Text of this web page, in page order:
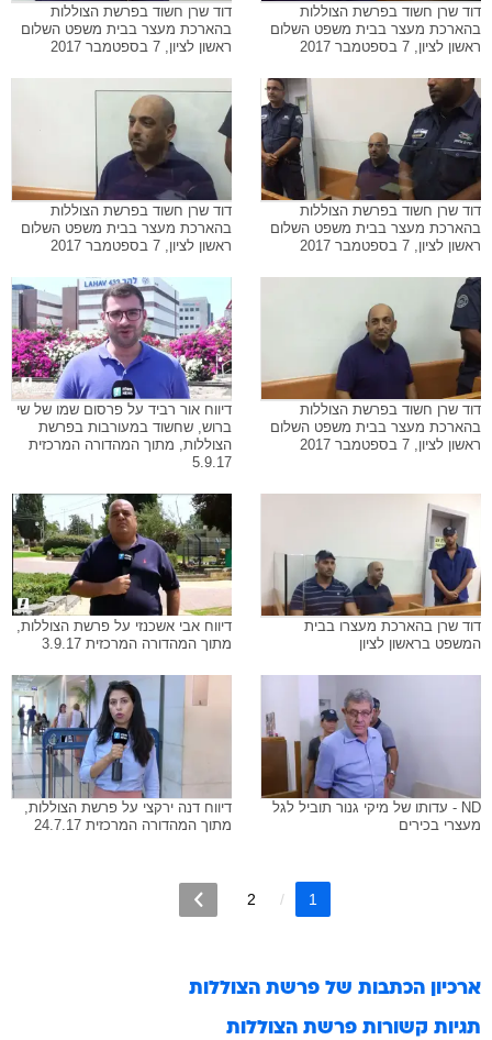
דוד שרן חשוד בפרשת הצוללות
בהארכת מעצר בבית משפט השלום
ראשון לציון, 7 בספטמבר 2017
דוד שרן חשוד בפרשת הצוללות
בהארכת מעצר בבית משפט השלום
ראשון לציון, 7 בספטמבר 2017
דוד שרן חשוד בפרשת הצוללות
בהארכת מעצר בבית משפט השלום
ראשון לציון, 7 בספטמבר 2017
דוד שרן חשוד בפרשת הצוללות
בהארכת מעצר בבית משפט השלום
ראשון לציון, 7 בספטמבר 2017
דוד שרן חשוד בפרשת הצוללות
בהארכת מעצר בבית משפט השלום
ראשון לציון, 7 בספטמבר 2017
דיווח אור רביד על פרסום שמו של שי
ברוש, שחשוד במעורבות בפרשת
הצוללות, מתוך המהדורה המרכזית
5.9.17
דוד שרן בהארכת מעצרו בבית
המשפט בראשון לציון
דיווח אבי אשכנזי על פרשת הצוללות,
מתוך המהדורה המרכזית 3.9.17
ND - עדותו של מיקי גנור תוביל לגל
מעצרי בכירים
דיווח דנה ירקצי על פרשת הצוללות,
מתוך המהדורה המרכזית 24.7.17
1
2
ארכיון הכתבות של פרשת הצוללות
תגיות קשורות פרשת הצוללות